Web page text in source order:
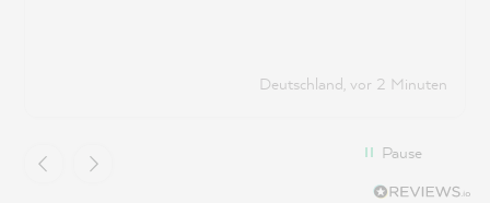
Deutschland, vor 2 Minuten
Pause